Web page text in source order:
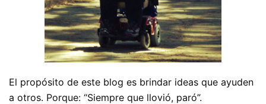
El propósito de este blog es brindar ideas que ayuden
a otros. Porque: “Siempre que llovió, paró”.